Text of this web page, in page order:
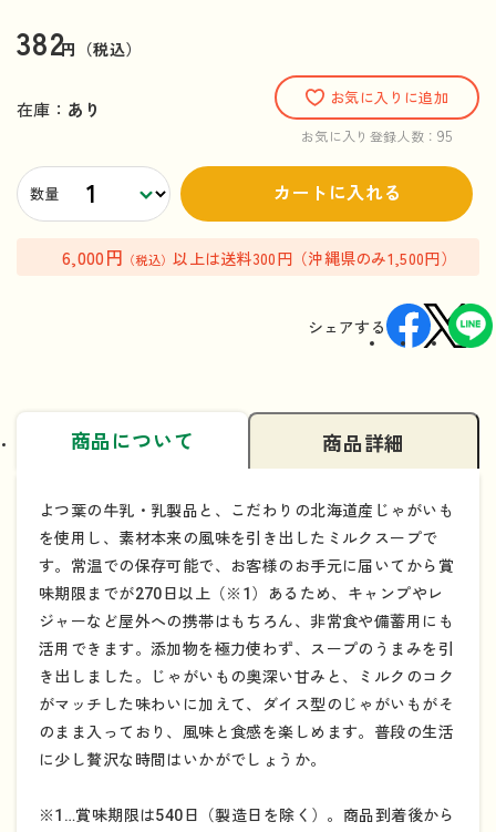
382円（税込）
在庫： あり
お気に入りに追加
お気に入り登録人数：95
数量 カートに入れる
6,000円 （税込）以上は送料300円（沖縄県のみ1,500円）
シェアする
商品について 商品詳細
よつ葉の牛乳・乳製品と、こだわりの北海道産じゃがいも
を使用し、素材本来の風味を引き出したミルクスープで
す。常温での保存可能で、お客様のお手元に届いてから賞
味期限までが270日以上（※1）あるため、キャンプやレ
ジャーなど屋外への携帯はもちろん、非常食や備蓄用にも
活用できます。添加物を極力使わず、スープのうまみを引
き出しました。じゃがいもの奥深い甘みと、ミルクのコク
がマッチした味わいに加えて、ダイス型のじゃがいもがそ
のまま入っており、風味と食感を楽しめます。普段の生活
に少し贅沢な時間はいかがでしょうか。
※1…賞味期限は540日（製造日を除く）。商品到着後から